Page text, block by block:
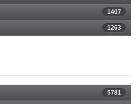
1407
1263
5781